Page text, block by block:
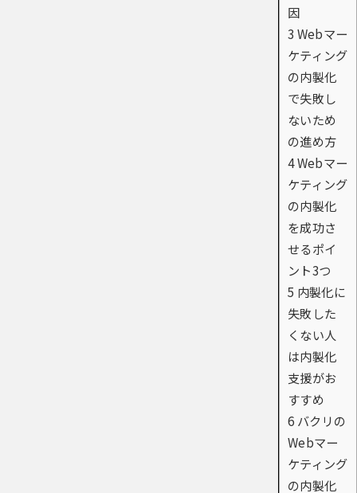
因
3 Webマー
ケティング
の内製化
で失敗し
ないため
の進め方
4Webマー
ケティング
の内製化
を成功さ
せるポイ
ント3つ
5 内製化に
失敗した
くない人
は内製化
支援がお
すすめ
6 バクリの
Webマー
ケティング
の内製化